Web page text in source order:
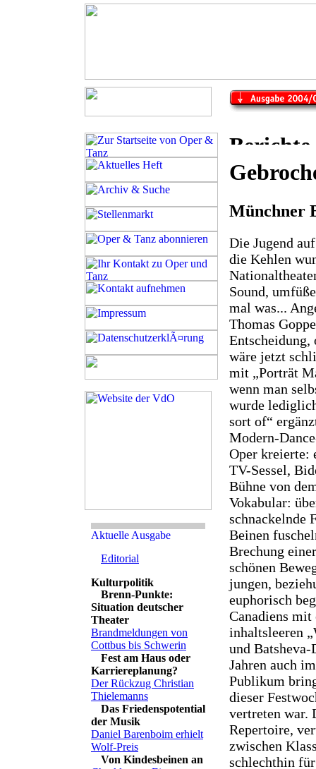
Editorial
Brenn-Punkte:
Situation deutscher
Theater
Brandmeldungen von
Cottbus bis Schwerin
Fest am Haus oder
Karriereplanung?
Der Rückzug Christian
Thielemanns
Das Friedenspotential
der Musik
Daniel Barenboim erhielt
Wolf-Preis
Von Kindesbeinen an
Münchner
Die Jugend
die Kehlen
Sound,
mal was...
Thomas
Entscheidung,
wäre jetzt
mit „Porträt
wenn man
wurde
sort of“
Modern-
Oper kreierte:
TV-Sessel,
Bühne von
Vokabular:
schnackelnde
Beinen
Brechung
schönen
jungen,
euphorisch
Canadiens
inhaltsleeren
und
Jahren auch
Publikum
dieser
vertreten war.
Repertoire,
zwischen
schlechthin